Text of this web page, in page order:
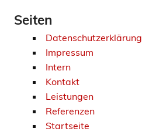
Seiten
Datenschutzerklärung
Impressum
Intern
Kontakt
Leistungen
Referenzen
Startseite